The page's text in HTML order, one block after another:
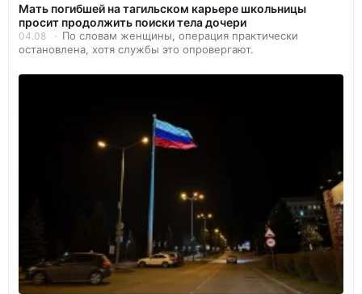
Мать погибшей на тагильском карьере школьницы
просит продолжить поиски тела дочери
04.08
По словам женщины, операция практически
остановлена, хотя службы это опровергают.